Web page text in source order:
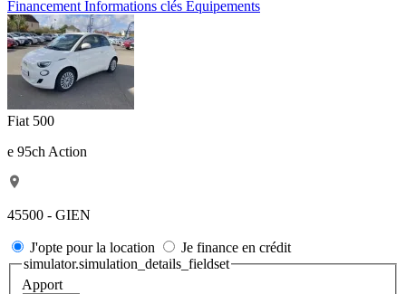
Financement Informations clés Equipements
Fiat 500
e 95ch Action
45500 - GIEN
J'opte pour la location
Je finance en crédit
simulator.simulation_details_fieldset
Apport